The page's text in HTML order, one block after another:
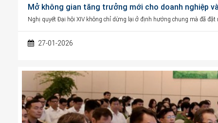
Mở không gian tăng trưởng mới cho doanh nghiệp
Nghị quyết Đại hội XIV không chỉ dừng lại ở định hướng chung mà đã đặt
27-01-2026